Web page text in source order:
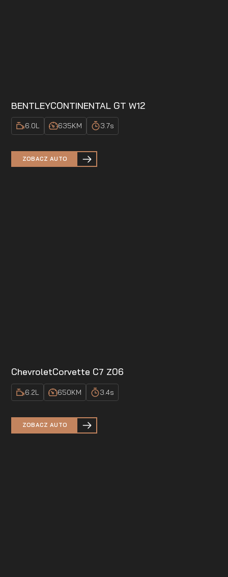
BENTLEYCONTINENTAL GT W12
6.0L 635KM 3.7s
ZOBACZ AUTO
ChevroletCorvette C7 Z06
6.2L 650KM 3.4s
ZOBACZ AUTO